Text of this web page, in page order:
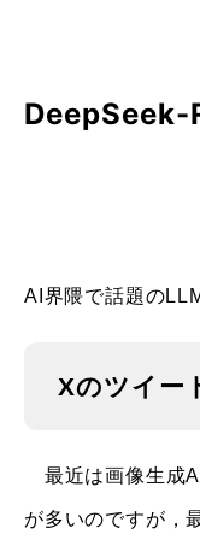
DeepSeek-
AI界隈で話題の
Xのツイー
最近は画像生成
が多いのですが，